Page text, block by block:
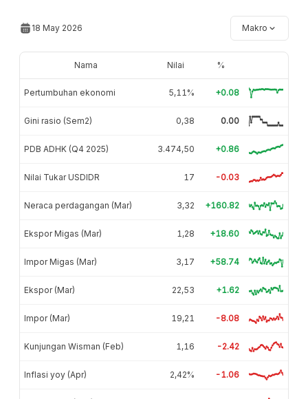
18 May 2026 Makro
Nama Nilai %
Pertumbuhan ekonomi 5,11% +0.08
Gini rasio (Sem2) 0,38 0.00
PDB ADHK (Q4 2025) 3.474,50 +0.86
Nilai Tukar USDIDR 17 -0.03
Neraca perdagangan (Mar) 3,32 +160.82
Ekspor Migas (Mar) 1,28 +18.60
Impor Migas (Mar) 3,17 +58.74
Ekspor (Mar) 22,53 +1.62
Impor (Mar) 19,21 -8.08
Kunjungan Wisman (Feb) 1,16 -2.42
Inflasi yoy (Apr) 2,42% -1.06